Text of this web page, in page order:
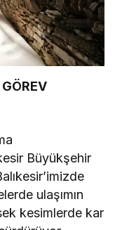
Büyükşehir
ulaşımın
kesimlerde kar